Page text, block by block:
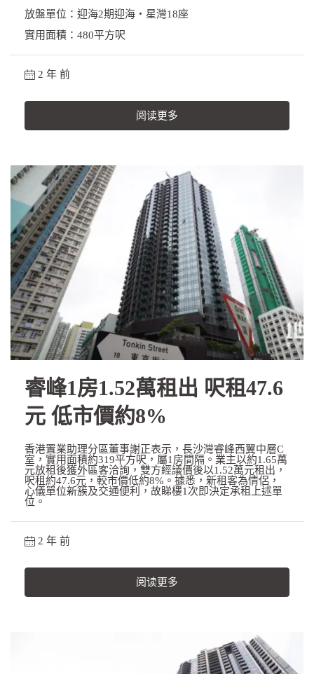
放盤單位：迎海2期迎海‧星灣18座
實用面積：480平方呎
2 年 前
阅读更多
睿峰1房1.52萬租出 呎租47.6
元 低市價約8%
香港置業助理分區董事謝正表示，長沙灣睿峰西翼中層C
室，實用面積約319平方呎，屬1房間隔。業主以約1.65萬
元放租後獲外區客洽詢，雙方經議價後以1.52萬元租出，
呎租約47.6元，較市價低約8%。據悉，新租客為情侶，
心儀單位新簇及交通便利，故睇樓1次即決定承租上述單
位。
2 年 前
阅读更多